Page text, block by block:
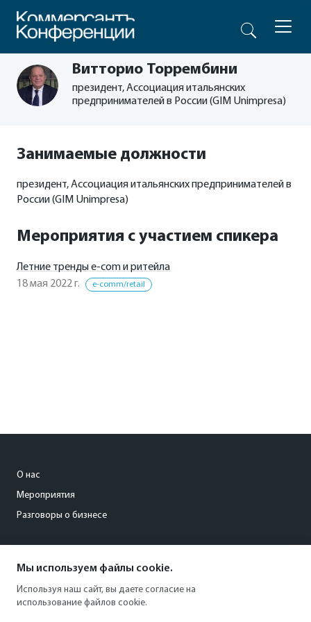
Витторио Торрембини
президент, Ассоциация итальянских
предпринимателей в России (GIM Unimpresa)
Занимаемые должности
президент, Ассоциация итальянских предпринимателей в
России (GIM Unimpresa)
Мероприятия с участием спикера
Летние тренды e-com и ритейла
18 мая 2022 г.
e-comm/retail
О нас
Мероприятия
Разговоры о бизнесе
+7 (495) 797-69-70
Мы используем файлы cookie.
Используя наш сайт, вы даете согласие на
использование файлов cookie.